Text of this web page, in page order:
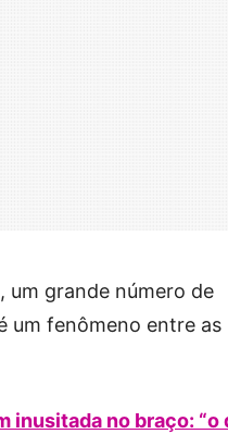
um grande número de
um fenômeno entre as
inusitada no braço: “o